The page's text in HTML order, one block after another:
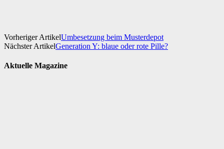
Vorheriger ArtikelUmbesetzung beim Musterdepot
Nächster ArtikelGeneration Y: blaue oder rote Pille?
Aktuelle Magazine